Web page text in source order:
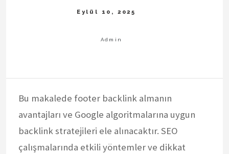
Bu makalede footer backlink almanın
avantajları ve Google algoritmalarına uygun
backlink stratejileri ele alınacaktır. SEO
çalışmalarında etkili yöntemler ve dikkat